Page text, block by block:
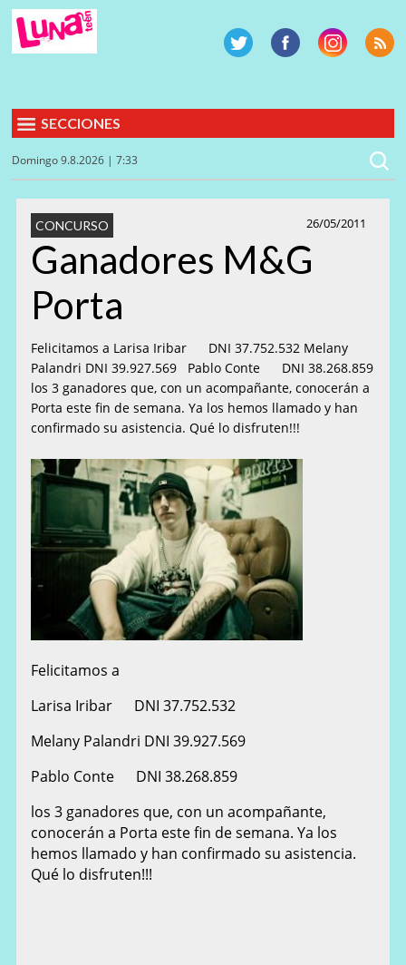
SECCIONES
Domingo 9.8.2026 | 7:33
26/05/2011
CONCURSO
Ganadores M&G
Porta
Felicitamos a Larisa Iribar DNI 37.752.532 Melany
Palandri DNI 39.927.569 Pablo Conte DNI 38.268.859
los 3 ganadores que, con un acompañante, conocerán a
Porta este fin de semana. Ya los hemos llamado y han
confirmado su asistencia. Qué lo disfruten!!!
Felicitamos a
Larisa Iribar DNI 37.752.532
Melany Palandri DNI 39.927.569
Pablo Conte DNI 38.268.859
los 3 ganadores que, con un acompañante,
conocerán a Porta este fin de semana. Ya los
hemos llamado y han confirmado su asistencia.
Qué lo disfruten!!!